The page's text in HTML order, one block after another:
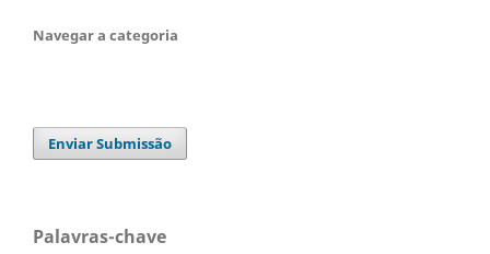
Navegar a categoria
Enviar Submissão
Palavras-chave